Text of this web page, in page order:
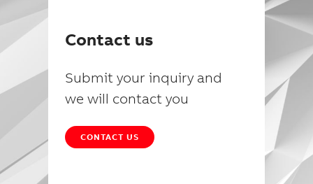
Contact us
Submit your inquiry and
we will contact you
CONTACT US